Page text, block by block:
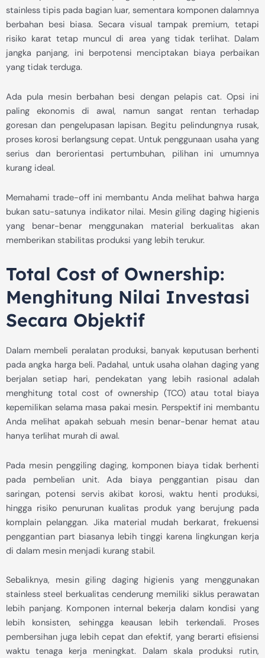
stainless tipis pada bagian luar, sementara komponen dalamnya
berbahan besi biasa. Secara visual tampak premium, tetapi
risiko karat tetap muncul di area yang tidak terlihat. Dalam
jangka panjang, ini berpotensi menciptakan biaya perbaikan
yang tidak terduga.
Ada pula mesin berbahan besi dengan pelapis cat. Opsi ini
paling ekonomis di awal, namun sangat rentan terhadap
goresan dan pengelupasan lapisan. Begitu pelindungnya rusak,
proses korosi berlangsung cepat. Untuk penggunaan usaha yang
serius dan berorientasi pertumbuhan, pilihan ini umumnya
kurang ideal.
Memahami trade-off ini membantu Anda melihat bahwa harga
bukan satu-satunya indikator nilai. Mesin giling daging higienis
yang benar-benar menggunakan material berkualitas akan
memberikan stabilitas produksi yang lebih terukur.
Total Cost of Ownership:
Menghitung Nilai Investasi
Secara Objektif
Dalam membeli peralatan produksi, banyak keputusan berhenti
pada angka harga beli. Padahal, untuk usaha olahan daging yang
berjalan setiap hari, pendekatan yang lebih rasional adalah
menghitung total cost of ownership (TCO) atau total biaya
kepemilikan selama masa pakai mesin. Perspektif ini membantu
Anda melihat apakah sebuah mesin benar-benar hemat atau
hanya terlihat murah di awal.
Pada mesin penggiling daging, komponen biaya tidak berhenti
pada pembelian unit. Ada biaya penggantian pisau dan
saringan, potensi servis akibat korosi, waktu henti produksi,
hingga risiko penurunan kualitas produk yang berujung pada
komplain pelanggan. Jika material mudah berkarat, frekuensi
penggantian part biasanya lebih tinggi karena lingkungan kerja
di dalam mesin menjadi kurang stabil.
Sebaliknya, mesin giling daging higienis yang menggunakan
stainless steel berkualitas cenderung memiliki siklus perawatan
lebih panjang. Komponen internal bekerja dalam kondisi yang
lebih konsisten, sehingga keausan lebih terkendali. Proses
pembersihan juga lebih cepat dan efektif, yang berarti efisiensi
waktu tenaga kerja meningkat. Dalam skala produksi rutin,